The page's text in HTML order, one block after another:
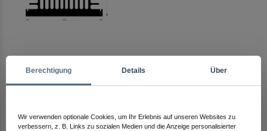
Arma Electronics
Schauen Sie sich andere Produkte an
Berechtigung Details Über
Wir verwenden optionale Cookies, um Ihr Erlebnis auf unseren Websites zu
verbessern, z. B. Links zu sozialen Medien und die Anzeige personalisierter